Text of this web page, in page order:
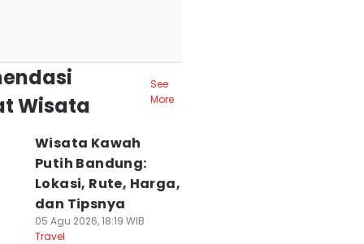
Wisata
See
More
Wisata Kawah
Putih Bandung:
Lokasi, Rute, Harga,
dan Tipsnya
05 Agu 2026, 18:19 WIB
Travel